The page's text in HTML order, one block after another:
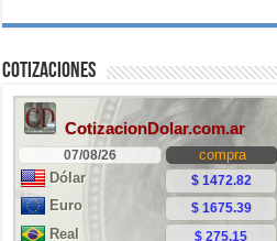
Cotizaciones